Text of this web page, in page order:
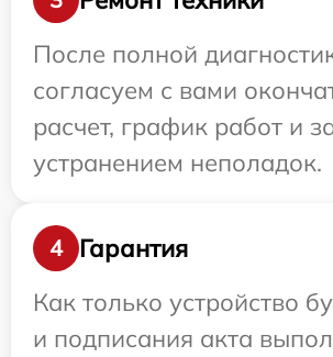
После полной
согласуем с вами
расчет, график работ и
устранением неполадок.
4
Гарантия
Как только устройство
и подписания акта